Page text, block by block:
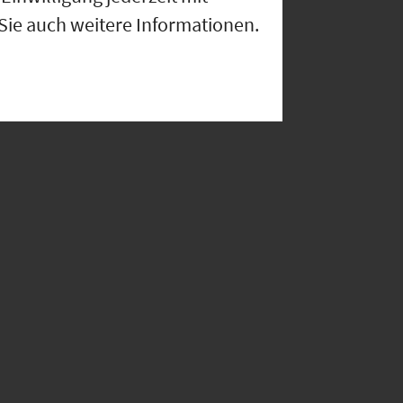
auch weitere Informationen.